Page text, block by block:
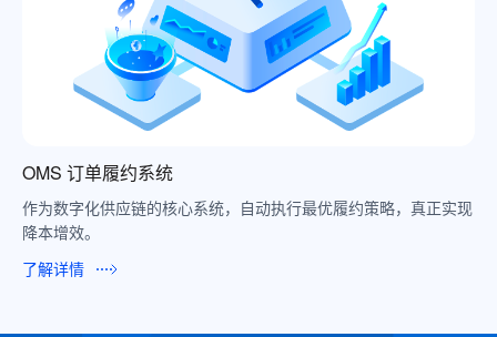
略，真正实现
TMS 运输管理系统
订单履约过程的透明可视，智能运输调度、提高各角